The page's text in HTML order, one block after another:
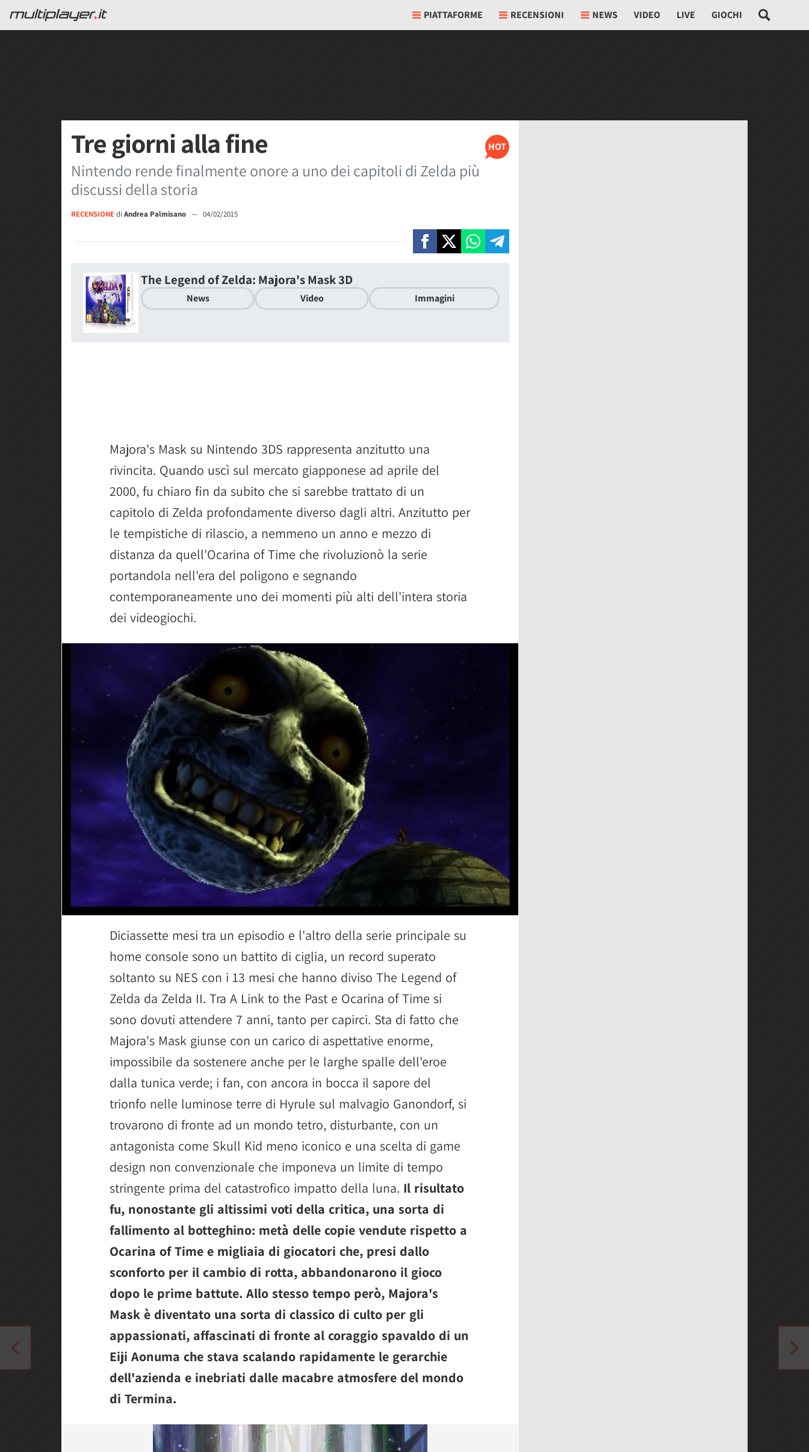
PIATTAFORME RECENSIONI NEWS VIDEO LIVE GIOCHI
HOT
Tre giorni alla fine
Nintendo rende finalmente onore a uno dei capitoli di Zelda più
discussi della storia
RECENSIONEdi Andrea Palmisano — 04/02/2015
The Legend of Zelda: Majora's Mask 3D
News Video Immagini
Majora's Mask su Nintendo 3DS rappresenta anzitutto una
rivincita. Quando uscì sul mercato giapponese ad aprile del
2000, fu chiaro fin da subito che si sarebbe trattato di un
capitolo di Zelda profondamente diverso dagli altri. Anzitutto per
le tempistiche di rilascio, a nemmeno un anno e mezzo di
distanza da quell'Ocarina of Time che rivoluzionò la serie
portandola nell'era del poligono e segnando
contemporaneamente uno dei momenti più alti dell'intera storia
dei videogiochi.
Diciassette mesi tra un episodio e l'altro della serie principale su
home console sono un battito di ciglia, un record superato
soltanto su NES con i 13 mesi che hanno diviso The Legend of
Zelda da Zelda II. Tra A Link to the Past e Ocarina of Time si
sono dovuti attendere 7 anni, tanto per capirci. Sta di fatto che
Majora's Mask giunse con un carico di aspettative enorme,
impossibile da sostenere anche per le larghe spalle dell'eroe
dalla tunica verde; i fan, con ancora in bocca il sapore del
trionfo nelle luminose terre di Hyrule sul malvagio Ganondorf, si
trovarono di fronte ad un mondo tetro, disturbante, con un
antagonista come Skull Kid meno iconico e una scelta di game
design non convenzionale che imponeva un limite di tempo
stringente prima del catastrofico impatto della luna. Il risultato
fu, nonostante gli altissimi voti della critica, una sorta di
fallimento al botteghino: metà delle copie vendute rispetto a
Ocarina of Time e migliaia di giocatori che, presi dallo
sconforto per il cambio di rotta, abbandonarono il gioco
dopo le prime battute. Allo stesso tempo però, Majora's
Mask è diventato una sorta di classico di culto per gli
appassionati, affascinati di fronte al coraggio spavaldo di un
Eiji Aonuma che stava scalando rapidamente le gerarchie
dell'azienda e inebriati dalle macabre atmosfere del mondo
di Termina.